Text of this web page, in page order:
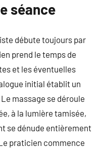
séance
débute toujours par
prend le temps de
et les éventuelles
initial établit un
massage se déroule
à la lumière tamisée,
se dénude entièrement
praticien commence